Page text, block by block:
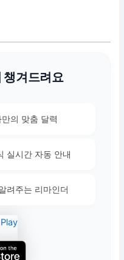
챙겨드려요
의 맞춤 달력
실시간 자동 안내
려주는 리마인더